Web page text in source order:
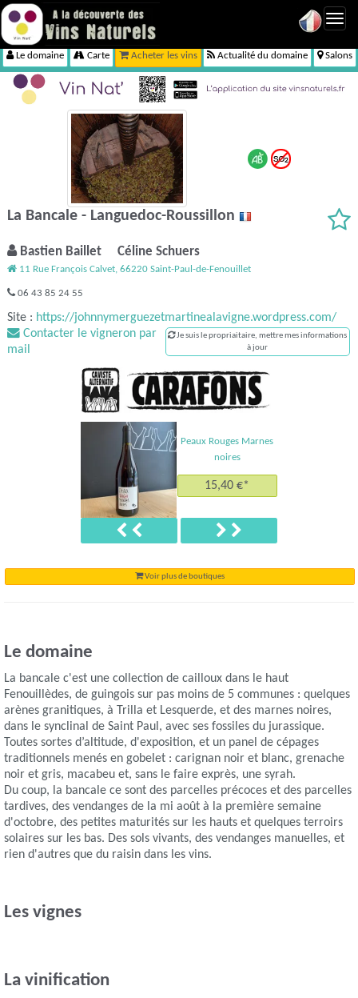
Le domaine Carte Acheter les vins Actualité du domaine Salons
La Bancale - Languedoc-Roussillon
Bastien Baillet Céline Schuers
11 Rue François Calvet, 66220 Saint-Paul-de-Fenouillet
06 43 85 24 55
Site : https://johnnymerguezetmartinealavigne.wordpress.com/
Contacter le vigneron par
mail
Je suis le propriaitaire, mettre mes informations
à jour
Peaux Rouges Marnes
noires
15,40 €*
Précédent Suivant
Voir plus de boutiques
Le domaine
La bancale c'est une collection de cailloux dans le haut
Fenouillèdes, de guingois sur pas moins de 5 communes : quelques
arènes granitiques, à Trilla et Lesquerde, et des marnes noires,
dans le synclinal de Saint Paul, avec ses fossiles du jurassique.
Toutes sortes d’altitude, d'exposition, et un panel de cépages
traditionnels menés en gobelet : carignan noir et blanc, grenache
noir et gris, macabeu et, sans le faire exprès, une syrah.
Du coup, la bancale ce sont des parcelles précoces et des parcelles
tardives, des vendanges de la mi août à la première semaine
d'octobre, des petites maturités sur les hauts et quelques terroirs
solaires sur les bas. Des sols vivants, des vendanges manuelles, et
rien d'autres que du raisin dans les vins.
Les vignes
La vinification